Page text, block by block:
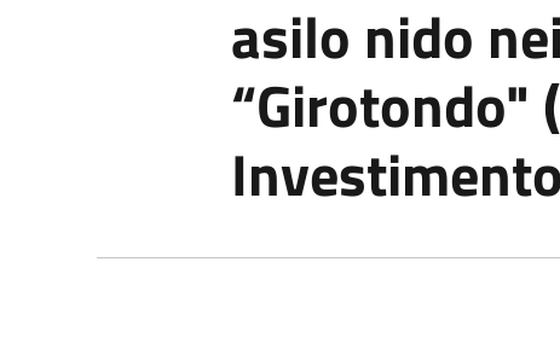
asilo nido
“Girotondo"